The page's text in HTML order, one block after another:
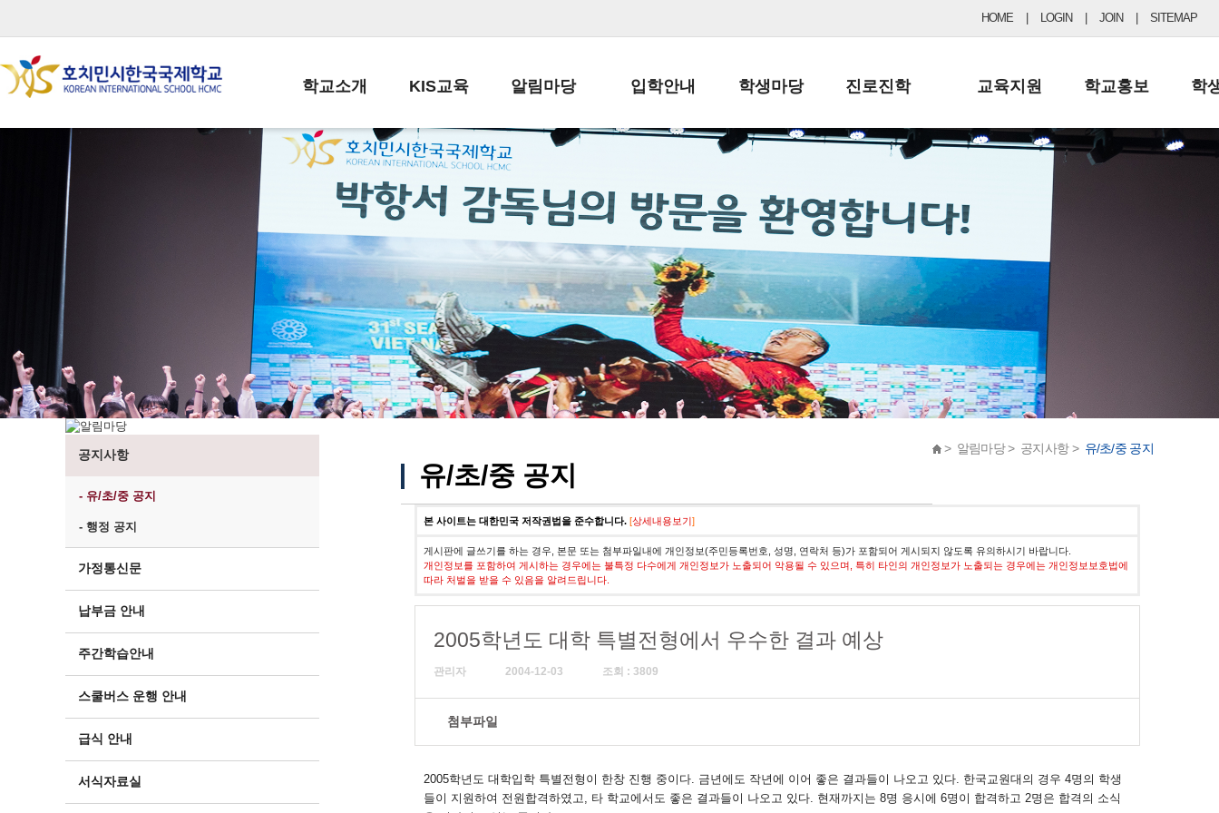
HOME LOGIN JOIN SITEMAP
학교소개
학교장인사말
학교상징
학교연혁
교직원현황
학생현황
위치/전화
전경사진
KIS교육
교육목표
학사일정
일과시간표
성과평가자료
알림마당
공지사항
납부금 안내
스쿨버스 운행 안내
급식안내
서식자료실
학부모방
정기고사 기출문제
입학안내
전-편입 서류양식
입학금/수업료
교복구입안내
학생마당
학생생활규정
학교신문
자율진로동아리
유초등 소식지
진로진학
공지사항 및 입시자료
드림레터
교육지원
행정실
학교운영위원회
학교건축기금
학교홍보
보도자료
학
공지사항
- 유/초/중 공지
- 행정 공지
가정통신문
납부금 안내
주간학습안내
스쿨버스 운행 안내
급식 안내
서식자료실
> 알림마당 > 공지사항 > 유/초/중 공지
유/초/중 공지
본 사이트는 대한민국 저작권법을 준수합니다. [상세내용보기]
게시판에 글쓰기를 하는 경우, 본문 또는 첨부파일내에 개인정보(주민등록번호, 성명, 연락처 등)가 포함되어 게시되지 않도록 유의하시기 바랍니다.
개인정보를 포함하여 게시하는 경우에는 불특정 다수에게 개인정보가 노출되어 악용될 수 있으며, 특히 타인의 개인정보가 노출되는 경우에는 개인정보보호법에
따라 처벌을 받을 수 있음을 알려드립니다.
2005학년도 대학 특별전형에서 우수한 결과 예상
관리자 2004-12-03 조회 : 3809
첨부파일
2005학년도 대학입학 특별전형이 한창 진행 중이다. 금년에도 작년에 이어 좋은 결과들이 나오고 있다. 한국교원대의 경우 4명의 학생
들이 지원하여 전원합격하였고, 타 학교에서도 좋은 결과들이 나오고 있다. 현재까지는 8명 응시에 6명이 합격하고 2명은 합격의 소식